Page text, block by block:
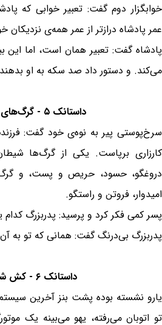
خوابگزار دوم گفت: تعبیر خوابی که
عمر پادشاه درازتر از عمر همه‌ی نزدیکان
پادشاه گفت: تعبیر همان است، اما این
می‌کند. و دستور داد صد سکه به او
داستانک ۵ - گرگ‌های درون
سرخ‌پوستی پیر به نوه‌ی خود گفت:
کارزاری برپاست. یکی از گرگ‌ها
دروغگو، حسود، حریص و پست، و گرگ
امیدوار، فروتن و راستگو.
پسر کمی فکر کرد و پرسید: پدربزرگ
پدربزرگ بی‌درنگ گفت: همانی که تو به
داستانک ۶ - کش شلوار
یارو نشسته بوده پشت بنز آخرین
تو اتوبان می‌رفته، یهو می‌بینه یک